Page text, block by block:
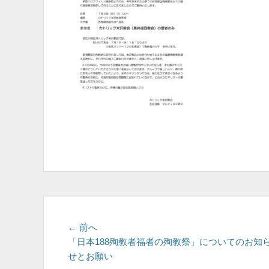
投
稿
← 前へ
の
投
「日本188殉教者福者の殉教祭」についてのお知
せとお願い